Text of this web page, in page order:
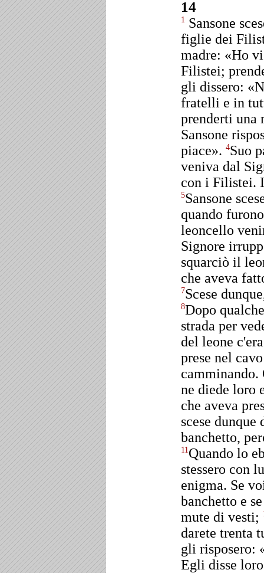
14
1 Sansone
figlie dei
madre: «Ho
Filistei;
gli dissero:
fratelli e in
prenderti una
Sansone
piace». 4Suo
veniva dal
con i Filistei.
5Sansone
quando
leoncello
Signore
squarciò il
che aveva
7Scese
8Dopo
strada per
del leone
prese nel
camminando.
ne diede loro
che aveva
scese dunque
banchetto,
11Quando lo
stessero con
enigma. Se
banchetto e
mute di vesti;
darete trenta
gli risposero:
Egli disse